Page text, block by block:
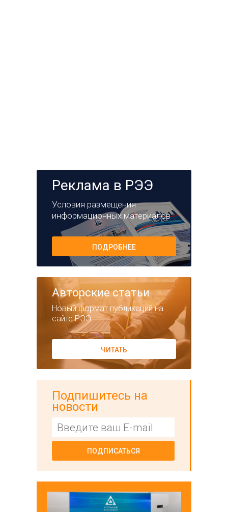
Реклама в РЭЭ
Условия размещения
информационных материалов
ПОДРОБНЕЕ
Авторские статьи
Новый формат публикаций на
сайте РЭЭ
ЧИТАТЬ
Подпишитесь на
новости
ПОДПИСАТЬСЯ